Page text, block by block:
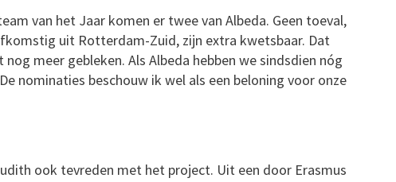
van het Jaar komen er twee van Albeda. Geen toeval,
uit Rotterdam-Zuid, zijn extra kwetsbaar. Dat
meer gebleken. Als Albeda hebben we sindsdien nóg
nominaties beschouw ik wel als een beloning voor onze
ook tevreden met het project. Uit een door Erasmus